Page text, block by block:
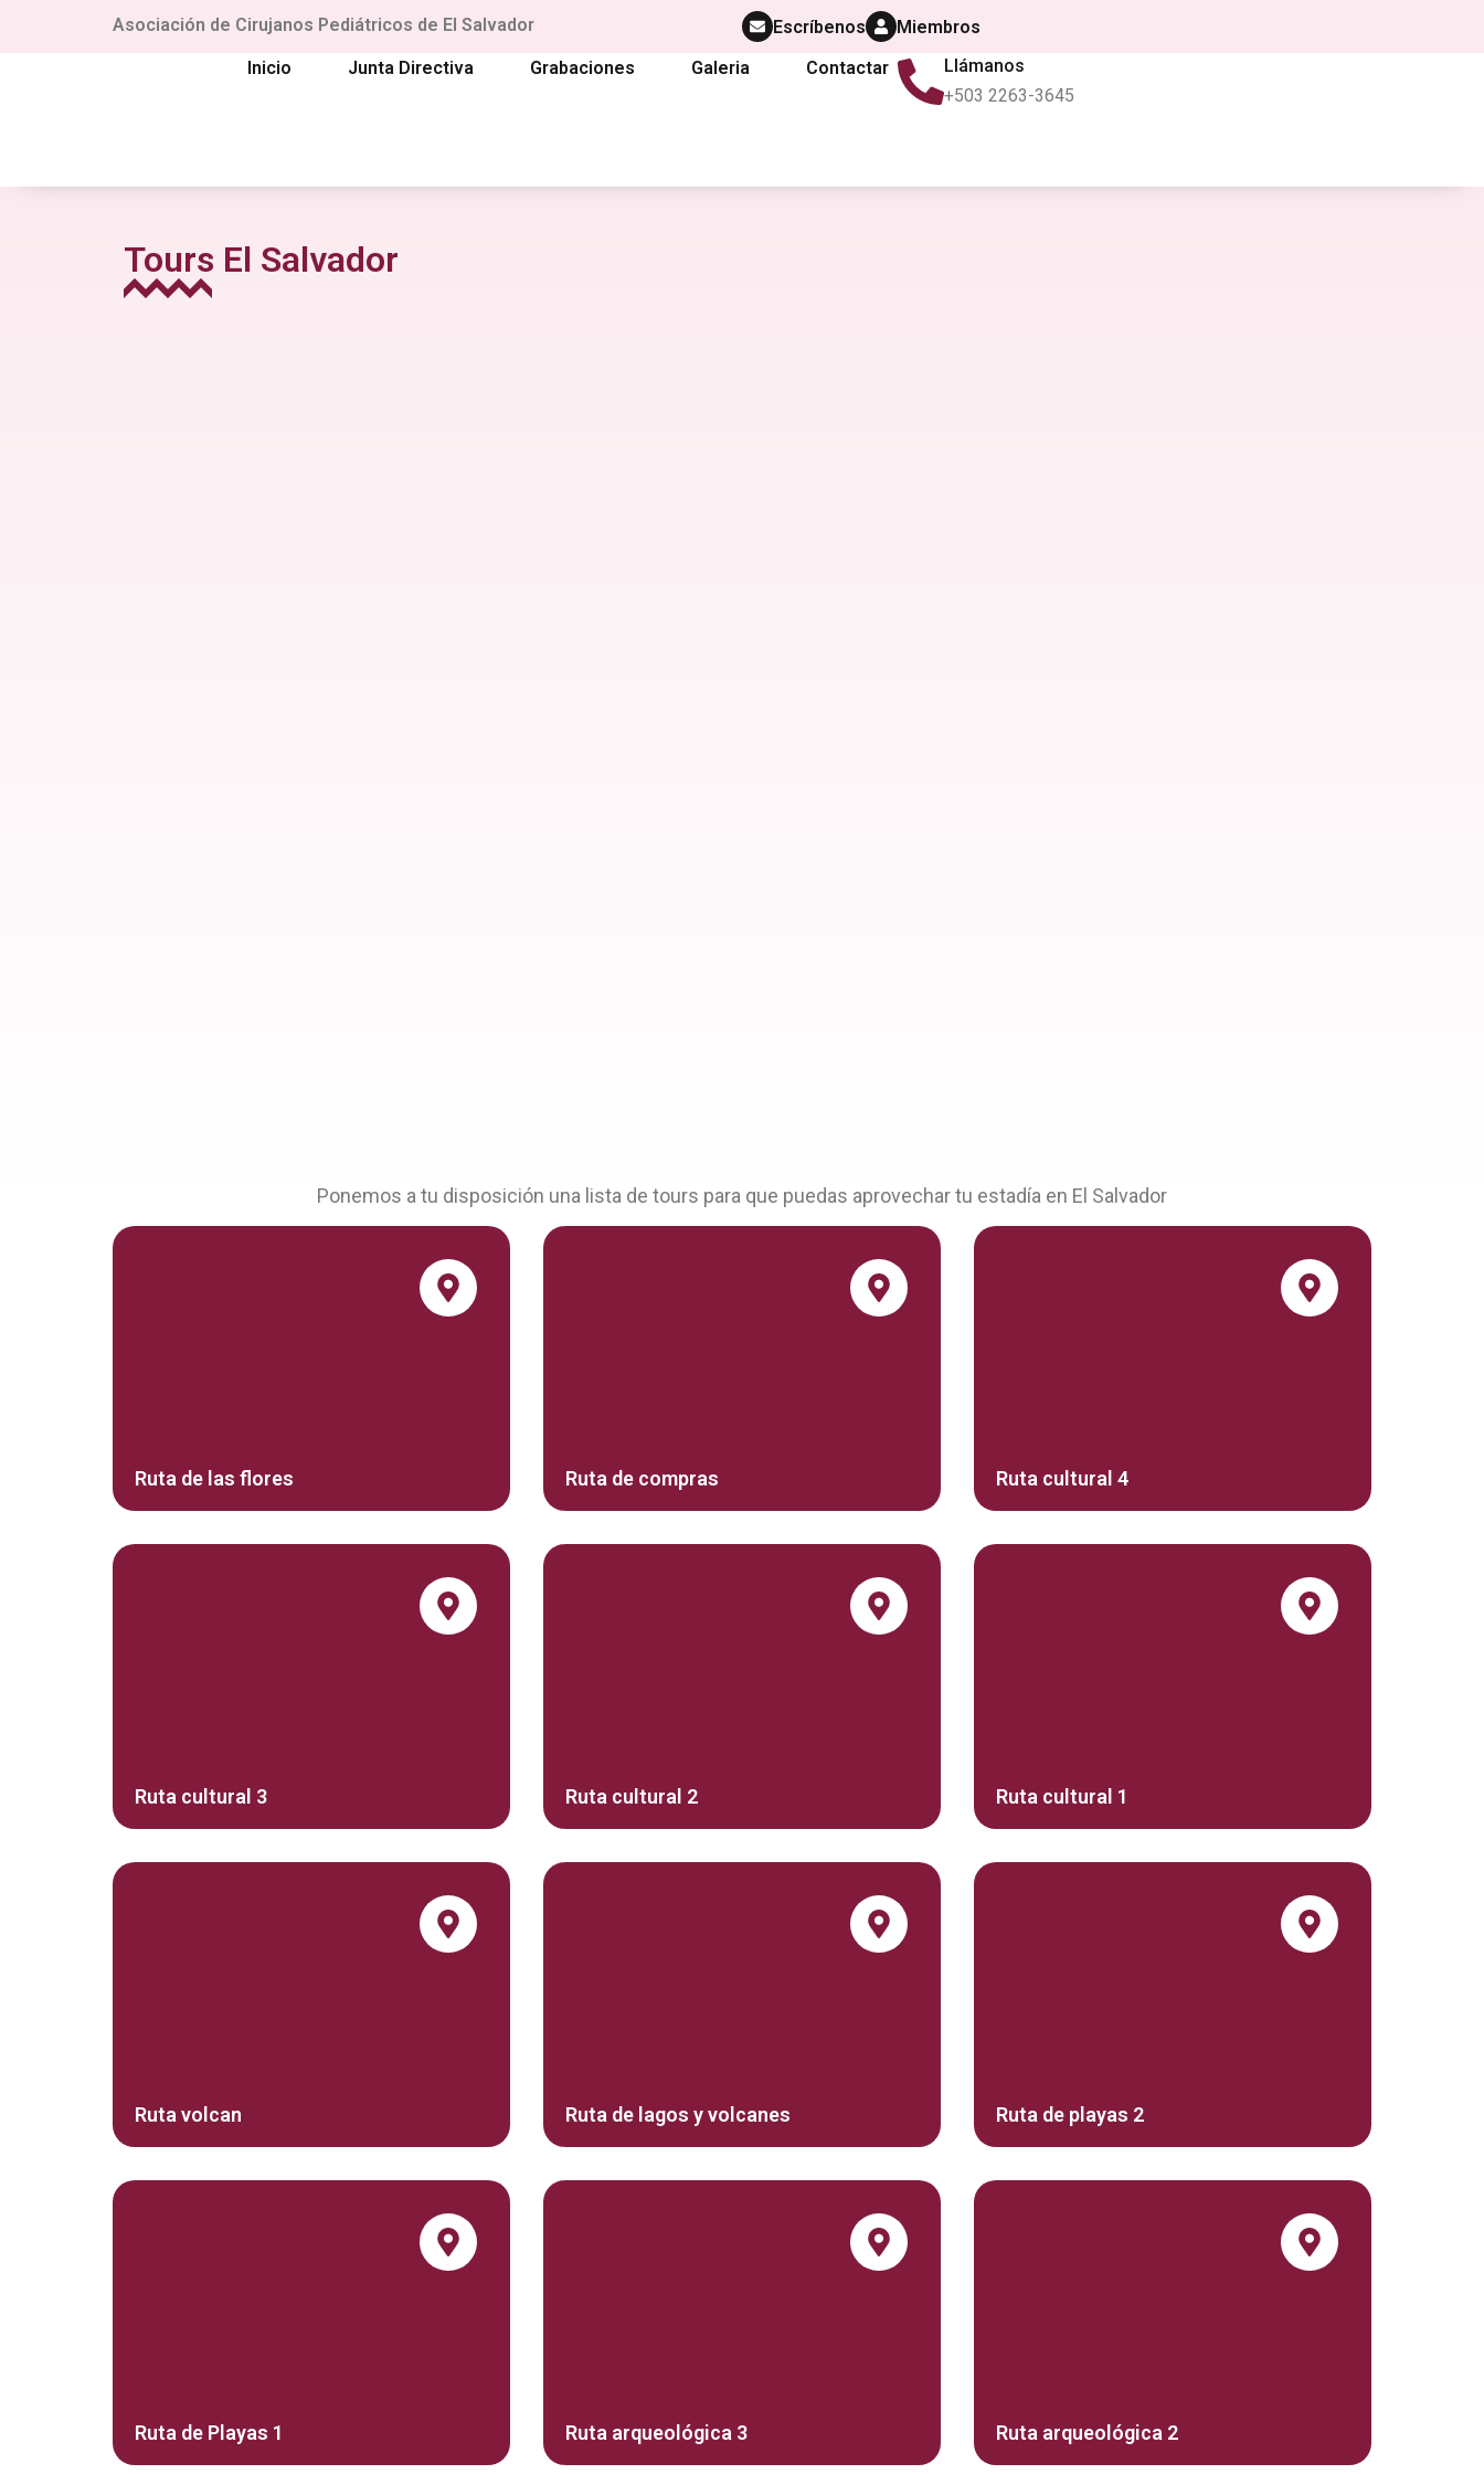
Asociación de Cirujanos Pediátricos de El Salvador Escríbenos
Miembros
Inicio
Junta Directiva Grabaciones Galeria Contactar
Llámanos
+503 2263-3645
Tours El Salvador
Ponemos a tu disposición una lista de tours para que puedas aprovechar tu estadía en El Salvador
Ruta de las flores Ruta de compras Ruta cultural 4
Ruta cultural 3 Ruta cultural 2 Ruta cultural 1
Ruta volcan Ruta de lagos y volcanes Ruta de playas 2
Ruta de Playas 1 Ruta arqueológica 3 Ruta arqueológica 2